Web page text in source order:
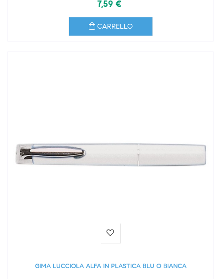
7,59 €
CARRELLO
GIMA LUCCIOLA ALFA IN PLASTICA BLU O BIANCA